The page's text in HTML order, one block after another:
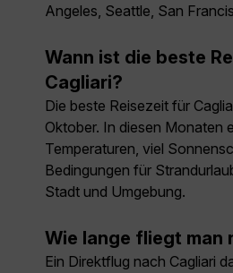
Angeles, Seattle, San
Wann ist die beste
Cagliari?
Die beste Reisezeit für
Oktober. In diesen Monaten
Temperaturen, viel
Bedingungen für
Stadt und Umgebung.
Wie lange fliegt man
Ein Direktflug nach Cagliari